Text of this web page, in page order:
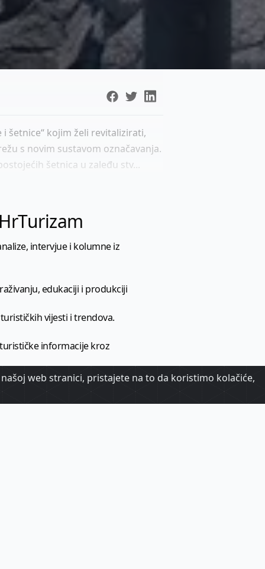
šetnice“ kojim želi revitalizirati,
s novim sustavom označavanja.
šetnica u zaleđu stv...
intervjue i kolumne iz
edukaciji i produkciji
vijesti i trendova.
informacije kroz
web stranici, pristajete na to da koristimo kolačiće,